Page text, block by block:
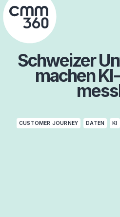
Skip
to
content
Schweizer
machen
CUSTOMER JOURNEY DATEN KI